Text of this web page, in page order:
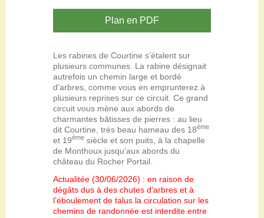
Plan en PDF
Les rabines de Courtine s’étalent sur
plusieurs communes. La rabine désignait
autrefois un chemin large et bordé
d’arbres, comme vous en emprunterez à
plusieurs reprises sur ce circuit. Ce grand
circuit vous mène aux abords de
charmantes bâtisses de pierres : au lieu
dit Courtine, très beau hameau des 18ème
et 19ème siècle et son puits, à la chapelle
de Monthoux jusqu’aux abords du
château du Rocher Portail.
Actualitée (30/06/2026) : en raison de
dégâts dus à des chutes d’arbres et à
l’éboulement de talus la circulation sur les
chemins de randonnée est interdite entre